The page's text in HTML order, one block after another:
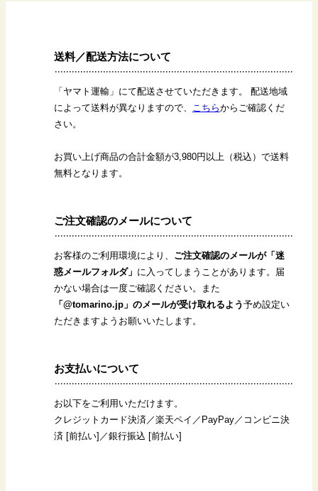
送料／配送方法について
「ヤマト運輸」にて配送させていただきます。 配送地域
によって送料が異なりますので、 こちらからご確認くだ
さい。
お買い上げ商品の合計金額が3,980円以上（税込）で送料
無料となります。
ご注文確認のメールについて
お客様のご利用環境により、 ご注文確認のメールが「迷
惑メールフォルダ」 に入ってしまうことがあります。届
かない場合は一度ご確認ください。また
「@tomarino.jp」のメールが受け取れるよう 予め設定い
ただきますようお願いいたします。
お支払いについて
お以下をご利用いただけます。
クレジットカード決済／楽天ペイ／PayPay／コンビニ決
済 [前払い]／銀行振込 [前払い]